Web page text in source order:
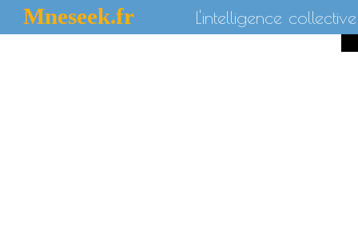
Mneseek.fr L'intelligence collective